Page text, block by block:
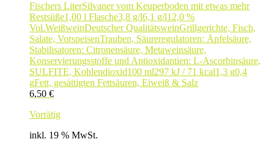
Fischers LiterSilvaner vom Keuperboden mit etwas mehr
Restsüße1,00 l Flasche3,8 g/l6,1 g/l12,0 %
Vol.WeißweinDeutscher QualitätsweinGrillgerichte, Fisch,
Salate, VorspeisenTrauben, Säureregulatoren: Äpfelsäure,
Stabilisatoren: Citronensäure, Metaweinsäure,
Konservierungsstoffe und Antioxidantien: L-Ascorbinsäure,
SULFITE, Kohlendioxid100 ml297 kJ / 71 kcal1,3 g0,4
gFett, gesättigten Fettsäuren, Eiweiß & Salz
6,50 €
Vorrätig
inkl. 19 % MwSt.